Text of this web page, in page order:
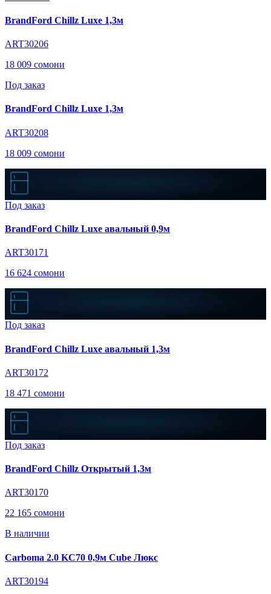
BrandFord Chillz Luxe 1,3м
ART30206
18 009 сомони
Под заказ
BrandFord Chillz Luxe 1,3м
ART30208
18 009 сомони
Под заказ
BrandFord Chillz Luxe авальный 0,9м
ART30171
16 624 сомони
Под заказ
BrandFord Chillz Luxe авальный 1,3м
ART30172
18 471 сомони
Под заказ
BrandFord Chillz Открытый 1,3м
ART30170
22 165 сомони
В наличии
Carboma 2.0 KC70 0,9м Cube Люкс
ART30194